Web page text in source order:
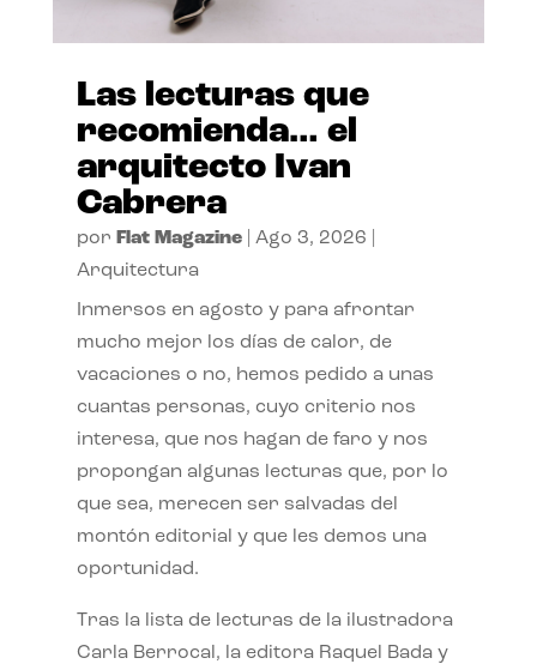
Las lecturas que
recomienda… el
arquitecto Ivan
Cabrera
por Flat Magazine| Ago 3, 2026
Arquitectura
Inmersos en agosto y para afrontar
mucho mejor los días de calor, de
vacaciones o no, hemos pedido a unas
cuantas personas, cuyo criterio nos
interesa, que nos hagan de faro y nos
propongan algunas lecturas que, por lo
que sea, merecen ser salvadas del
montón editorial y que les demos una
oportunidad.
Tras la lista de lecturas de la ilustradora
Carla Berrocal, la editora Raquel Bada y